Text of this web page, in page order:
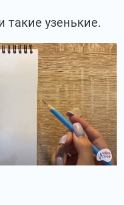
такие узенькие.